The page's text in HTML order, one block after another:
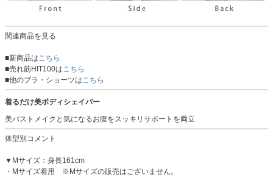
関連商品を見る
■新商品は こちら
■売れ筋HIT100は こちら
■他のブラ・ショーツは こちら
着るだけ美ボディシェイパー
美バストメイクと気になるお腹をスッキリサポートを両立
体型別コメント
▼Mサイズ：身長161cm
・Mサイズ着用 ※Mサイズの販売はございません。